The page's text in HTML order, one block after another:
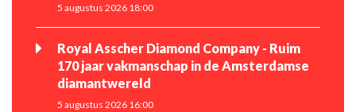
5 augustus 2026 18:00
Royal Asscher Diamond Company - Ruim
170 jaar vakmanschap in de Amsterdamse
diamantwereld
5 augustus 2026 16:00